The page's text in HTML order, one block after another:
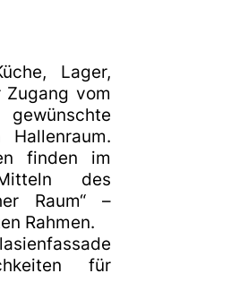
Lager,
vom
finden im
des
Raum“ –
Rahmen.
für